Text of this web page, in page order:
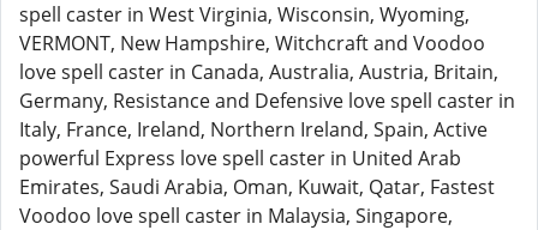
spell caster in West Virginia, Wisconsin, Wyoming,
VERMONT, New Hampshire, Witchcraft and Voodoo
love spell caster in Canada, Australia, Austria, Britain,
Germany, Resistance and Defensive love spell caster in
Italy, France, Ireland, Northern Ireland, Spain, Active
powerful Express love spell caster in United Arab
Emirates, Saudi Arabia, Oman, Kuwait, Qatar, Fastest
Voodoo love spell caster in Malaysia, Singapore,